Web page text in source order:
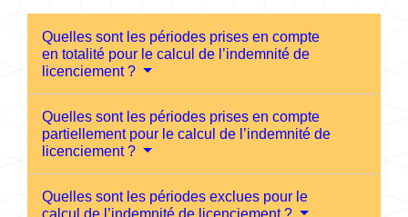
Quelles sont les périodes prises en compte
en totalité pour le calcul de l’indemnité de
licenciement ?
Quelles sont les périodes prises en compte
partiellement pour le calcul de l’indemnité de
licenciement ?
Quelles sont les périodes exclues pour le
calcul de l’indemnité de licenciement ?